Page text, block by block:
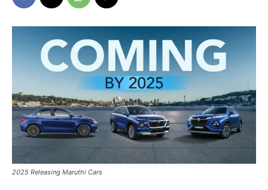
2025 Releasing Maruthi Cars